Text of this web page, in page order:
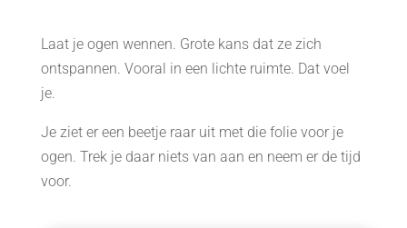
Laat je ogen wennen. Grote kans dat ze zich
ontspannen. Vooral in een lichte ruimte. Dat voel
je.
Je ziet er een beetje raar uit met die folie voor je
ogen. Trek je daar niets van aan en neem er de tijd
voor.